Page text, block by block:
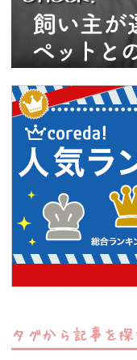
タグから記事を探